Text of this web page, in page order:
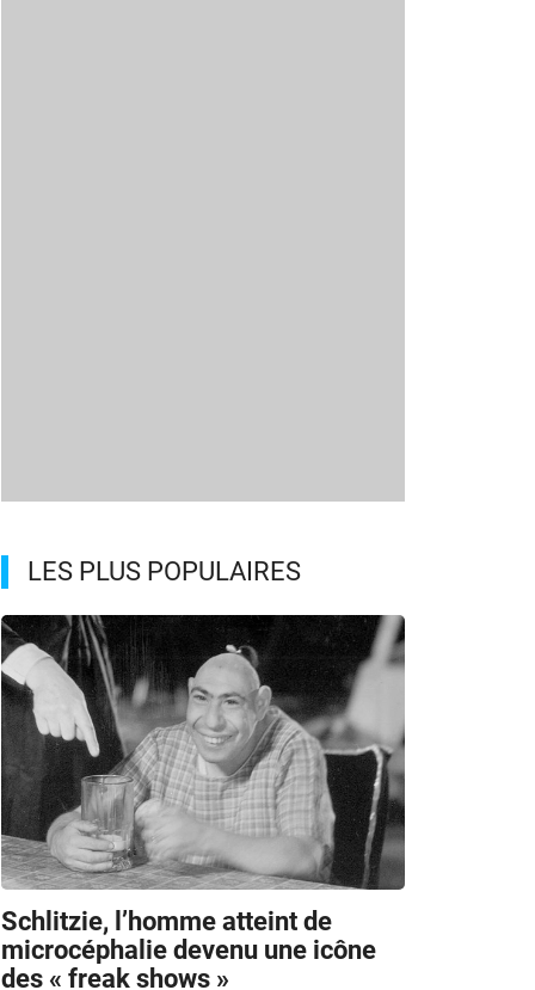
LES PLUS POPULAIRES
Schlitzie, l’homme atteint de
microcéphalie devenu une icône
des « freak shows »